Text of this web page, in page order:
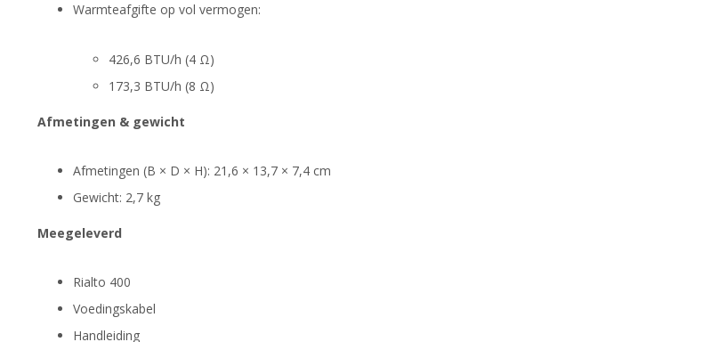
Warmteafgifte op vol vermogen:
426,6 BTU/h (4 Ω)
173,3 BTU/h (8 Ω)
Afmetingen & gewicht
Afmetingen (B × D × H): 21,6 × 13,7 × 7,4 cm
Gewicht: 2,7 kg
Meegeleverd
Rialto 400
Voedingskabel
Handleiding